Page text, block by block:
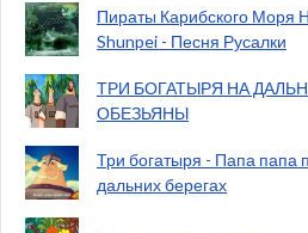
Пираты Карибского Моря
Shunpei - Песня Русалки
ТРИ БОГАТЫРЯ НА
ОБЕЗЬЯНЫ
Три богатыря - Папа папа
дальних берегах